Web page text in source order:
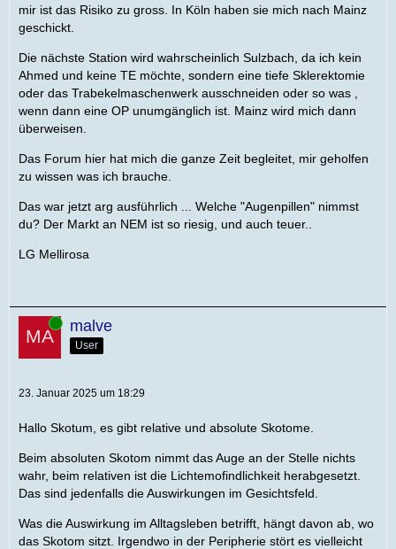
mir ist das Risiko zu gross. In Köln haben sie mich nach Mainz
geschickt.
Die nächste Station wird wahrscheinlich Sulzbach, da ich kein
Ahmed und keine TE möchte, sondern eine tiefe Sklerektomie
oder das Trabekelmaschenwerk ausschneiden oder so was ,
wenn dann eine OP unumgänglich ist. Mainz wird mich dann
überweisen.
Das Forum hier hat mich die ganze Zeit begleitet, mir geholfen
zu wissen was ich brauche.
Das war jetzt arg ausführlich ... Welche "Augenpillen" nimmst
du? Der Markt an NEM ist so riesig, und auch teuer..
LG Mellirosa
Online malve
User
23. Januar 2025 um 18:29
Hallo Skotum, es gibt relative und absolute Skotome.
Beim absoluten Skotom nimmt das Auge an der Stelle nichts
wahr, beim relativen ist die Lichtemofindlichkeit herabgesetzt.
Das sind jedenfalls die Auswirkungen im Gesichtsfeld.
Was die Auswirkung im Alltagsleben betrifft, hängt davon ab, wo
das Skotom sitzt. Irgendwo in der Peripherie stört es vielleicht